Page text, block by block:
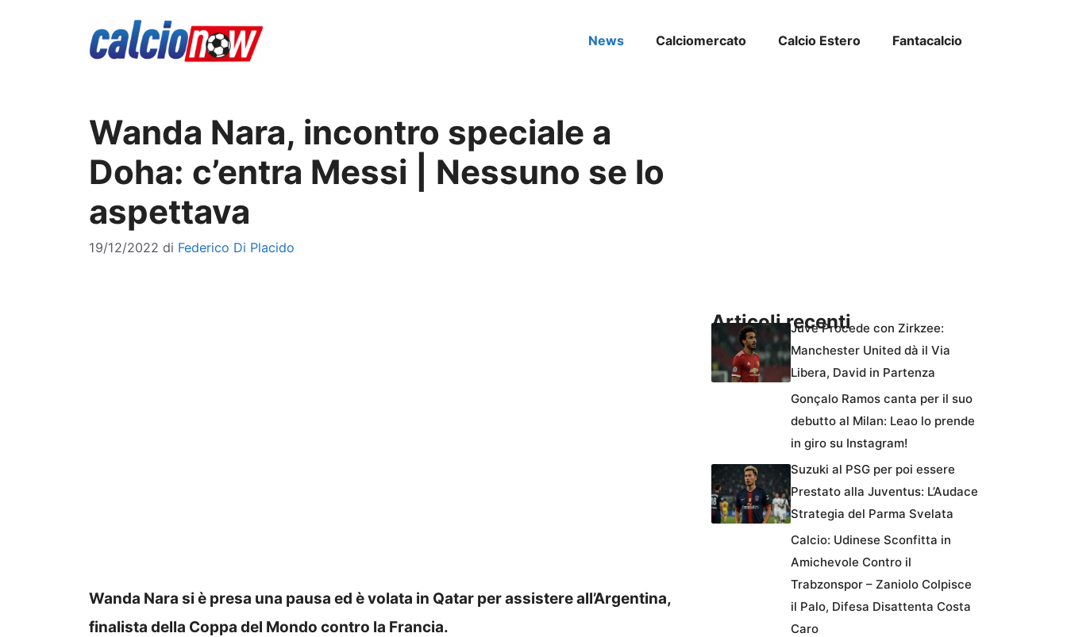
News Calciomercato Calcio Estero Fantacalcio
Wanda Nara, incontro speciale a
Doha: c’entra Messi | Nessuno se lo
aspettava
19/12/2022 di Federico Di Placido
Wanda Nara si è presa una pausa ed è volata in Qatar per assistere all’Argentina,
finalista della Coppa del Mondo contro la Francia.
Articoli recentiJuve Procede con Zirkzee:
Manchester United dà il Via
Libera, David in Partenza
Gonçalo Ramos canta per il suo
debutto al Milan: Leao lo prende
in giro su Instagram!
Suzuki al PSG per poi essere
Prestato alla Juventus: L’Audace
Strategia del Parma Svelata
Calcio: Udinese Sconfitta in
Amichevole Contro il
Trabzonspor – Zaniolo Colpisce
il Palo, Difesa Disattenta Costa
Caro